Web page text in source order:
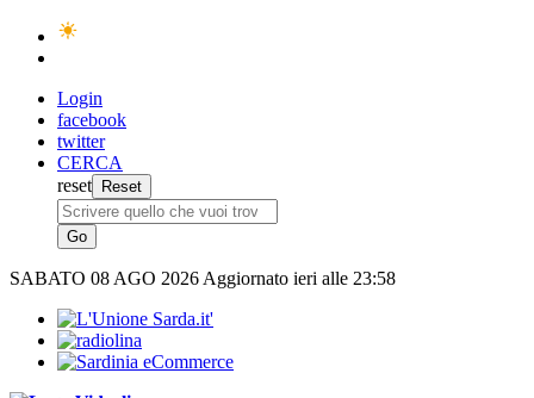
Login
facebook
twitter
CERCA
reset
SABATO 08 AGO 2026 Aggiornato ieri alle 23:58